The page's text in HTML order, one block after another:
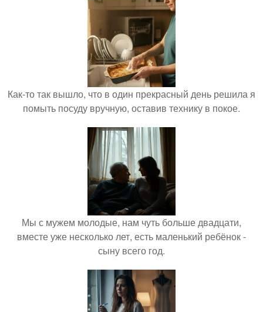
Как-то так вышло, что в один прекрасный день решила я
помыть посуду вручную, оставив технику в покое.
Мы с мужем молодые, нам чуть больше двадцати,
вместе уже несколько лет, есть маленький ребёнок -
сыну всего год.